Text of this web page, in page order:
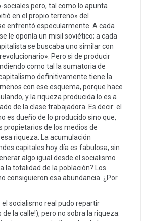
pero, tal como lo apunta
en el propio terreno» del
enfrentó especularmente. A cada
le oponía un misil soviético; a cada
se buscaba uno similar con
Pero si de producir
como tal la sumatoria de
definitivamente tiene la
con ese esquema, porque hace
y la riqueza producida lo es a
de la clase trabajadora. Es decir: el
es dueño de lo producido sino que,
propietarios de los medios de
riqueza. La acumulación
capitales hoy día es fabulosa, sin
algo igual desde el socialismo
la totalidad de la población? Los
consiguieron esa abundancia. ¿Por
socialismo real pudo repartir
de la calle!), pero no sobra la riqueza.